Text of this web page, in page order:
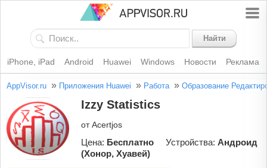
Найти
iPhone, iPad Android Huawei Windows Новости Реклама
AppVisor.ru » Приложения Huawei » Работа » Образование
Izzy Statistics
от Acertjos
Цена: Бесплатно Устройства: Андроид
(Хонор, Хуавей)